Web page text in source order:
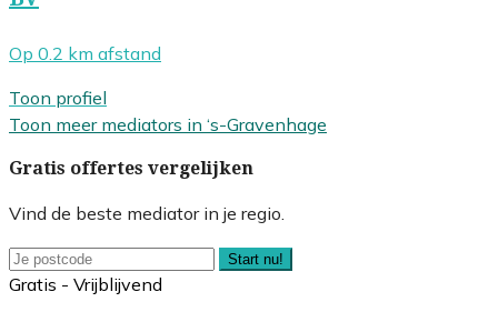
Op 0.2 km afstand
Toon profiel
Toon meer mediators in ‘s-Gravenhage
Gratis offertes vergelijken
Vind de beste mediator in je regio.
Start nu!
Gratis - Vrijblijvend